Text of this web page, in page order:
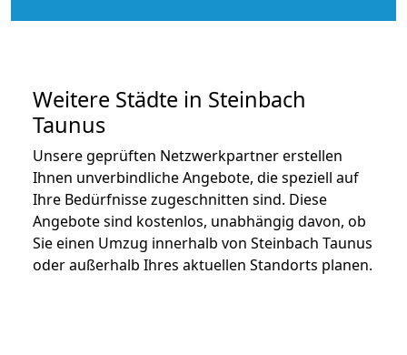
Weitere Städte in Steinbach
Taunus
Unsere geprüften Netzwerkpartner erstellen
Ihnen unverbindliche Angebote, die speziell auf
Ihre Bedürfnisse zugeschnitten sind. Diese
Angebote sind kostenlos, unabhängig davon, ob
Sie einen Umzug innerhalb von Steinbach Taunus
oder außerhalb Ihres aktuellen Standorts planen.